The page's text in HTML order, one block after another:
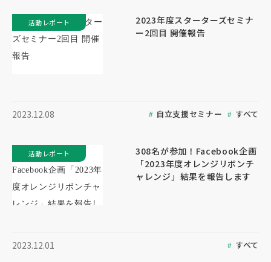
2023年度スターターズセミナ
ー2回目 開催報告
2023.12.08 自立支援セミナー すべて
活動レポート
308名が参加！Facebook企画
「2023年度オレンジリボンチ
ャレンジ」結果を報告します
2023.12.01 すべて
活動レポート